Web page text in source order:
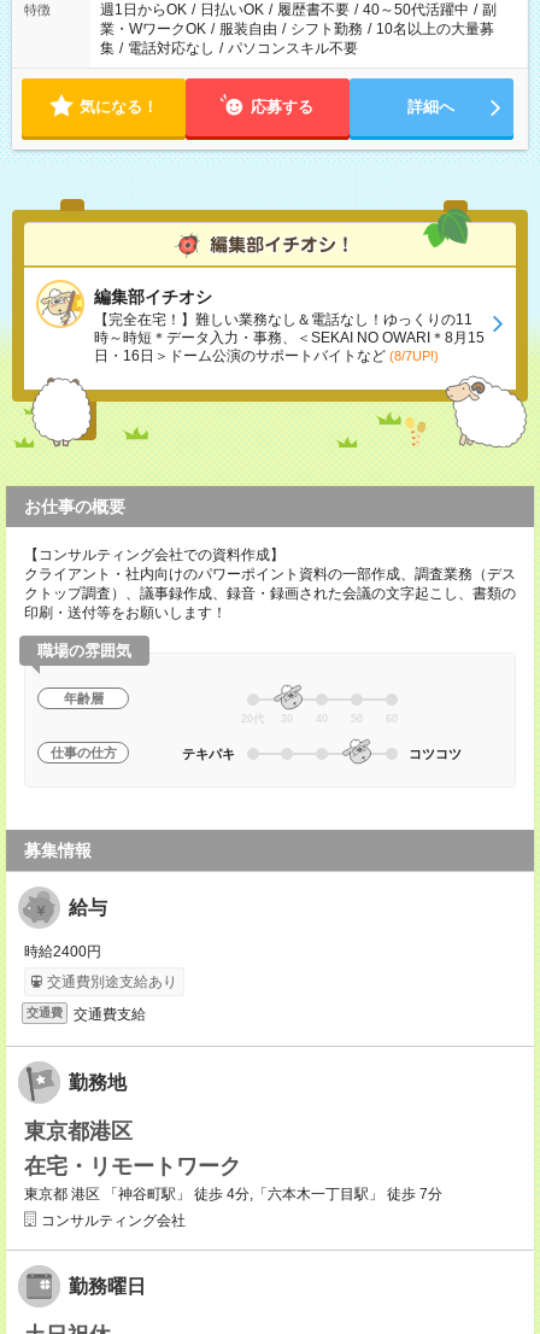
特徴 週1日からOK / 日払いOK / 履歴書不要 / 40～50代活躍中 / 副
業・WワークOK / 服装自由 / シフト勤務 / 10名以上の大量募
集 / 電話対応なし / パソコンスキル不要
気になる！ 応募する 詳細へ
編集部イチオシ
【完全在宅！】難しい業務なし＆電話なし！ゆっくりの11
時～時短＊データ入力・事務、＜SEKAI NO OWARI＊8月15
日・16日＞ドーム公演のサポートバイトなど (8/7UP!)
お仕事の概要
【コンサルティング会社での資料作成】
クライアント・社内向けのパワーポイント資料の一部作成、調査業務（デス
クトップ調査）、議事録作成、録音・録画された会議の文字起こし、書類の
印刷・送付等をお願いします！
職場の雰囲気
年齢層
20代 30 40 50 60
仕事の仕方 テキパキ コツコツ
募集情報
給与
時給2400円
交通費別途支給あり
交通費 交通費支給
勤務地
東京都港区
在宅・リモートワーク
東京都 港区 「神谷町駅」 徒歩 4分,「六本木一丁目駅」 徒歩 7分
コンサルティング会社
勤務曜日